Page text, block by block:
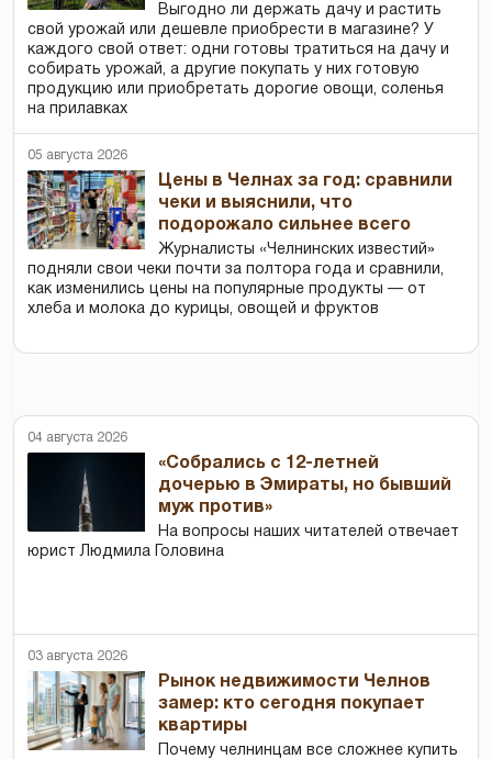
Выгодно ли держать дачу и растить
свой урожай или дешевле приобрести в магазине? У
каждого свой ответ: одни готовы тратиться на дачу и
собирать урожай, а другие покупать у них готовую
продукцию или приобретать дорогие овощи, соленья
на прилавках
05 августа 2026
Цены в Челнах за год: сравнили
чеки и выяснили, что
подорожало сильнее всего
Журналисты «Челнинских известий»
подняли свои чеки почти за полтора года и сравнили,
как изменились цены на популярные продукты — от
хлеба и молока до курицы, овощей и фруктов
04 августа 2026
«Собрались с 12-летней
дочерью в Эмираты, но бывший
муж против»
На вопросы наших читателей отвечает
юрист Людмила Головина
03 августа 2026
Рынок недвижимости Челнов
замер: кто сегодня покупает
квартиры
Почему челнинцам все сложнее купить